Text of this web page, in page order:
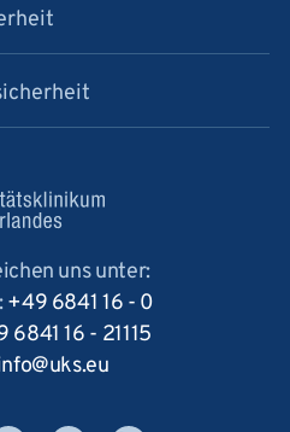
uns unter:
+49 6841 16 - 0
6841 16 - 21115
ukseu